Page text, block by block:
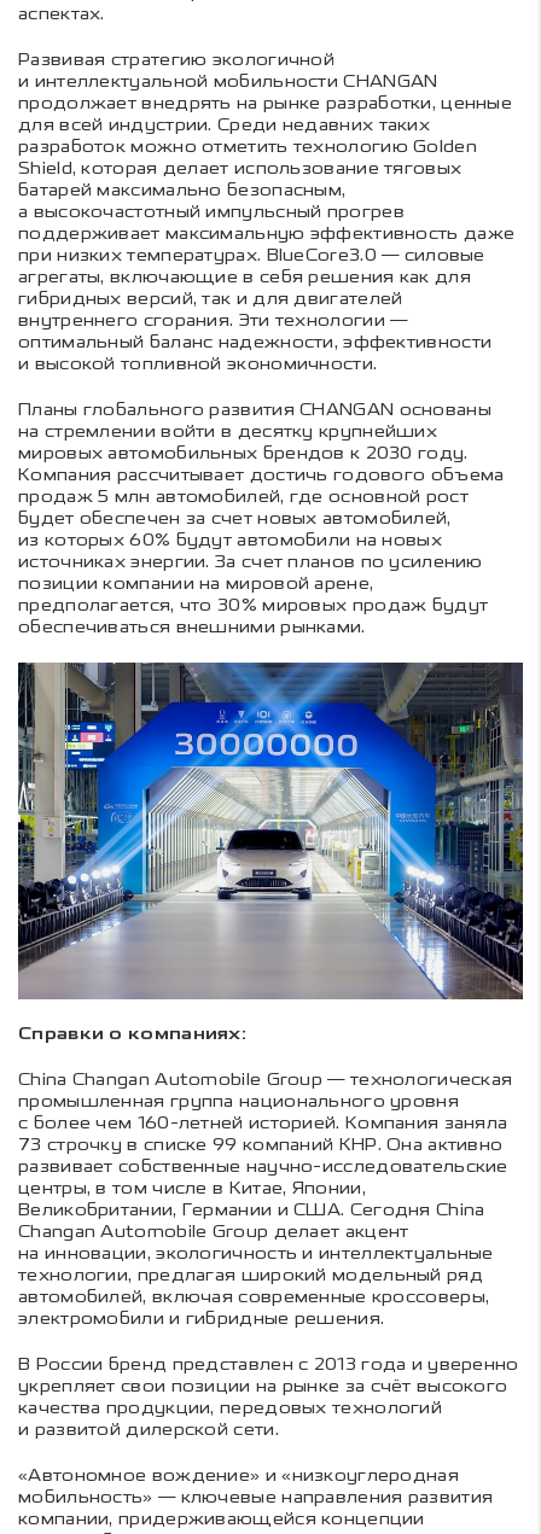
аспектах.
Развивая стратегию экологичной
и интеллектуальной мобильности CHANGAN
продолжает внедрять на рынке разработки, ценные
для всей индустрии. Среди недавних таких
разработок можно отметить технологию Golden
Shield, которая делает использование тяговых
батарей максимально безопасным,
а высокочастотный импульсный прогрев
поддерживает максимальную эффективность даже
при низких температурах. BlueCore3.0 — силовые
агрегаты, включающие в себя решения как для
гибридных версий, так и для двигателей
внутреннего сгорания. Эти технологии —
оптимальный баланс надежности, эффективности
и высокой топливной экономичности.
Планы глобального развития CHANGAN основаны
на стремлении войти в десятку крупнейших
мировых автомобильных брендов к 2030 году.
Компания рассчитывает достичь годового объема
продаж 5 млн автомобилей, где основной рост
будет обеспечен за счет новых автомобилей,
из которых 60% будут автомобили на новых
источниках энергии. За счет планов по усилению
позиции компании на мировой арене,
предполагается, что 30% мировых продаж будут
обеспечиваться внешними рынками.
Справки о компаниях:
China Changan Automobile Group — технологическая
промышленная группа национального уровня
с более чем 160-летней историей. Компания заняла
73 строчку в списке 99 компаний КНР. Она активно
развивает собственные научно-исследовательские
центры, в том числе в Китае, Японии,
Великобритании, Германии и США. Сегодня China
Changan Automobile Group делает акцент
на инновации, экологичность и интеллектуальные
технологии, предлагая широкий модельный ряд
автомобилей, включая современные кроссоверы,
электромобили и гибридные решения.
В России бренд представлен с 2013 года и уверенно
укрепляет свои позиции на рынке за счёт высокого
качества продукции, передовых технологий
и развитой дилерской сети.
«Автономное вождение» и «низкоуглеродная
мобильность» — ключевые направления развития
компании, придерживающейся концепции